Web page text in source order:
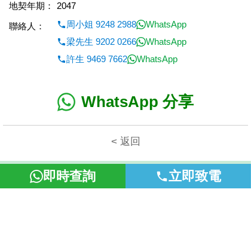
地契年期：
2047
聯絡人：
周小姐 9248 2988
WhatsApp
梁先生 9202 0266
WhatsApp
許生 9469 7662
WhatsApp
WhatsApp 分享
< 返回
即時查詢 立即致電
本網頁所提供資料僅作參考用途。若因錯漏而引致任何不便或損
失，富裕地產概不負責。